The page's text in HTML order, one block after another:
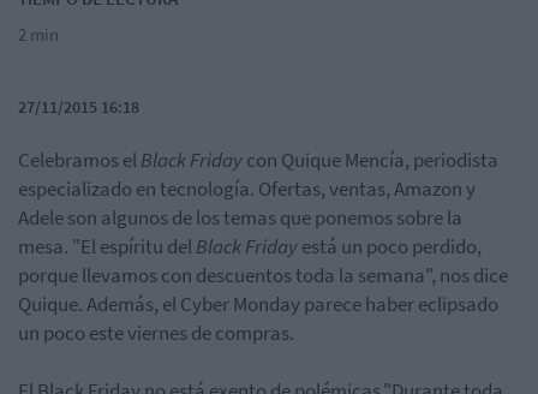
2 min
27/11/2015 16:18
Celebramos elBlack Fridaycon Quique Mencía, periodista
especializado en tecnología. Ofertas, ventas, Amazon y
Adele son algunos de los temas que ponemos sobre la
mesa. "El espíritu delBlack Fridayestá un poco perdido,
porque llevamos con descuentos toda la semana", nos dice
Quique. Además, el Cyber Monday parece haber eclipsado
un poco este viernes de compras.